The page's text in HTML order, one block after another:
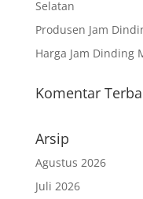
Selatan
Produsen Jam
Harga Jam Dinding
Komentar
Arsip
Agustus 2026
Juli 2026